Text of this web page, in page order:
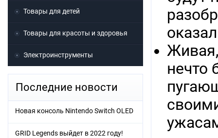
нечто
Товары для детей
Товары для красоты и здоровья
Электроинструменты
Последние новости
Новая консоль Nintendo Switch OLED
GRID Legends выйдет в 2022 году!